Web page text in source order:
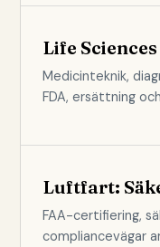
Life Sciences
Medicinteknik,
FDA, ersättning
Luftfart:
FAA-certifiering,
compliancevägar